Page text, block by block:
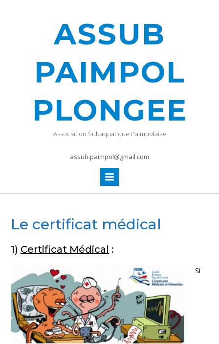
ASSUB
PAIMPOL
PLONGEE
Association Subaquatique Paimpolaise
assub.paimpol@gmail.com
Le certificat médical
1) Certificat Médical :
Si